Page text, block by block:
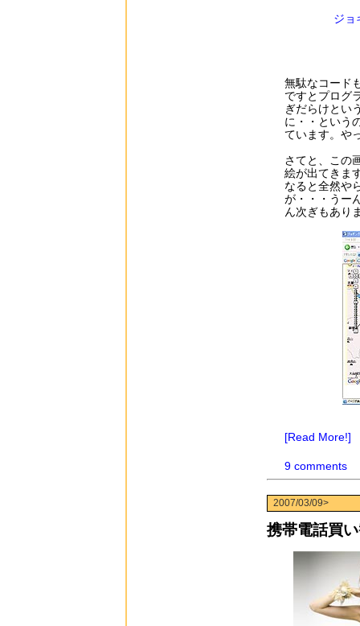
ジョ
無駄なコード
ですとプログ
ぎだらけとい
に・・という
ています。や
さてと、この
絵が出てきま
なると全然や
が・・・うー
ん次ぎもあり
[Read More!]
9 comments
2007/03/09>
携帯電話買